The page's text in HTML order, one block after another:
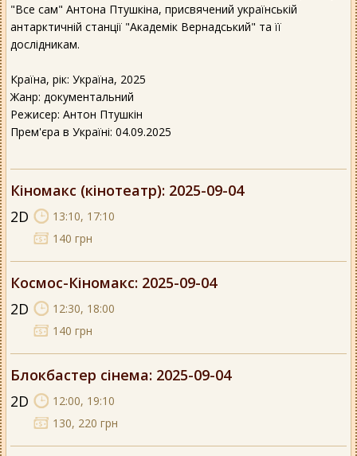
"Все сам" Антона Птушкіна, присвячений українській
антарктичній станції "Академік Вернадський" та її
дослідникам.
Країна, рік: Україна, 2025
Жанр: документальний
Режисер: Антон Птушкін
Прем'єра в Україні: 04.09.2025
Кіномакс (кінотеатр): 2025-09-04
2D
13:10, 17:10
140 грн
Космос-Кіномакс: 2025-09-04
2D
12:30, 18:00
140 грн
Блокбастер сінема: 2025-09-04
2D
12:00, 19:10
130, 220 грн